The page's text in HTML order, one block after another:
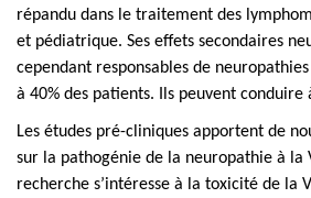
répandu dans le traitement des
et pédiatrique. Ses effets secondaires
cependant responsables de
à 40% des patients. Ils peuvent
Les études pré-cliniques apportent de
sur la pathogénie de la neuropathie à la
recherche s’intéresse à la toxicité de la